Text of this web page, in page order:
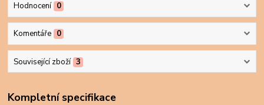
Hodnocení 0
Komentáře 0
Související zboží 3
Kompletní specifikace